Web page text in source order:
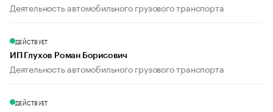
Деятельность автомобильного грузового транспорта
ДЕЙСТВУЕТ
ИП Глухов Роман Борисович
Деятельность автомобильного грузового транспорта
ДЕЙСТВУЕТ